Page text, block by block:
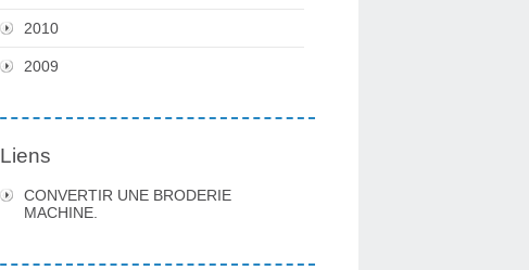
2010
2009
Liens
CONVERTIR UNE BRODERIE
MACHINE.